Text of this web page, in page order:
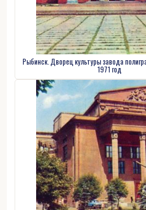
Рыбинск. Дворец культуры завода
1971 год